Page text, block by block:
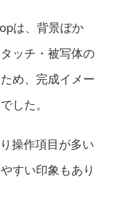
は、背景ぼか
ッチ・被写体の
め、完成イメー
した。
操作項目が多い
すい印象もあり